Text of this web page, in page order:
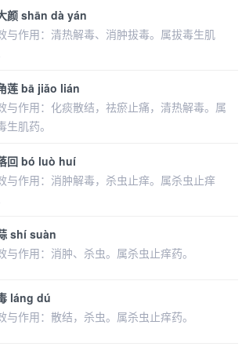
颜 shān dà yán
与作用：清热解毒、消肿拔毒。属拔毒生肌
莲 bā jiǎo lián
与作用：化痰散结，祛瘀止痛，清热解毒。属
生肌药。
回 bó luò huí
与作用：消肿解毒，杀虫止痒。属杀虫止痒
shí suàn
与作用：消肿、杀虫。属杀虫止痒药。
láng dú
与作用：散结，杀虫。属杀虫止痒药。